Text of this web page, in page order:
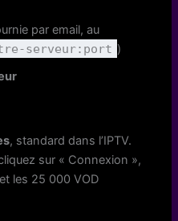
par email, au
serveur:port )
, standard dans l’IPTV.
sur « Connexion »,
les 25 000 VOD